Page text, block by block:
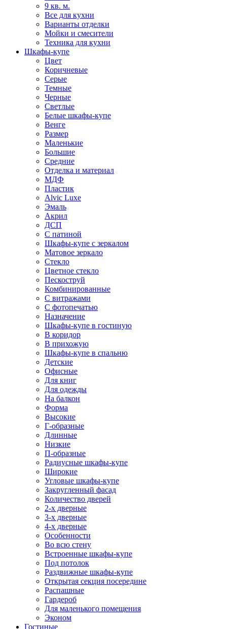
9 кв. м.
Все для кухни
Варианты отделки
Мойки и смесители
Техника для кухни
Шкафы-купе
Цвет
Коричневые
Серые
Темные
Черные
Светлые
Белые шкафы-купе
Венге
Размер
Маленькие
Большие
Средние
Отделка и материал
МДФ
Пластик
Alvic Luxe
Эмаль
Акрил
ДСП
С патиной
Шкафы-купе с зеркалом
Матовое зеркало
Стекло
Цветное стекло
Пескоструй
Комбинированные
С витражами
С фотопечатью
Назначение
Шкафы-купе в гостиную
В коридор
В прихожую
Шкафы-купе в спальню
Детские
Офисные
Для книг
Для одежды
На балкон
Форма
Высокие
Г-образные
Длинные
Низкие
П-образные
Радиусные шкафы-купе
Широкие
Угловые шкафы-купе
Закругленный фасад
Количество дверей
2-х дверные
3-х дверные
4-х дверные
Особенности
Во всю стену
Встроенные шкафы-купе
Под потолок
Раздвижные шкафы-купе
Открытая секция посередине
Распашные
Гардероб
Для маленького помещения
Эконом
Гостиные